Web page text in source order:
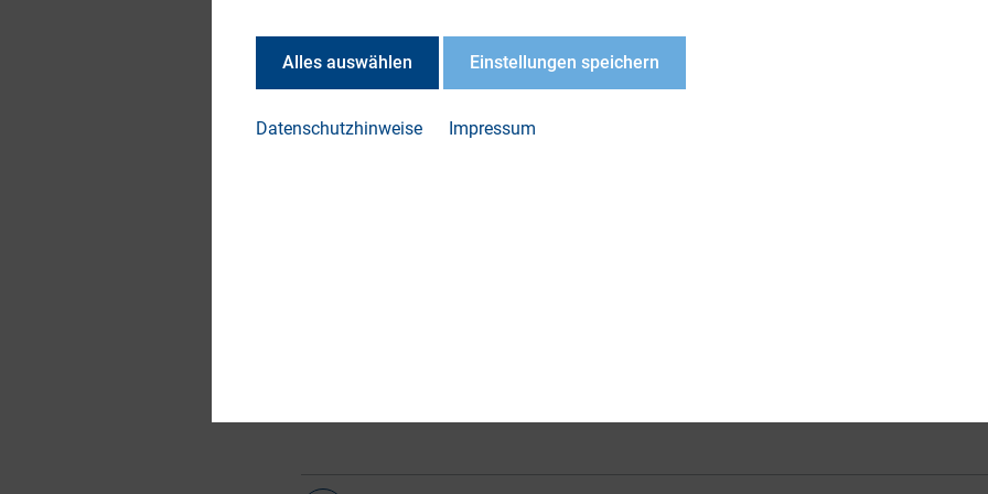
Relations auf. Ergänzt wird dieser Vortrag durch Oliver Stratmann von
der über seine Erfahrungen und die praktische Relevanz des Themas
Alles auswählen Einstellungen speichern
Datenschutzhinweise Impressum